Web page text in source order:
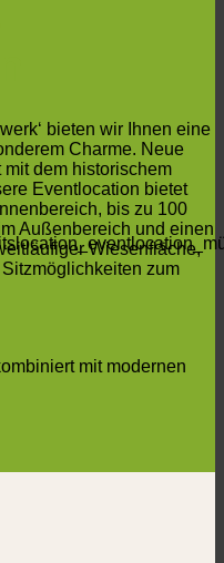
mit modernen
bieten wir Ihnen eine
Charme. Neue
dem historischem
Eventlocation bietet
bis zu 100
Außenbereich und einen
Wiesenfläche,
zum